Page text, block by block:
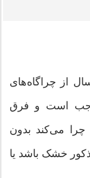
از چراگاه‌های
واجب است و فرق
می‌کند بدون
خشک باشد یا